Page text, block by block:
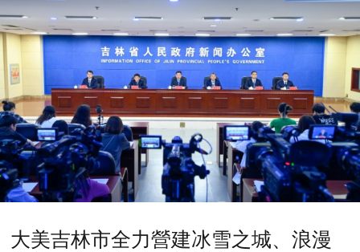
大美吉林市全力營建冰雪之城、浪漫